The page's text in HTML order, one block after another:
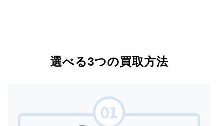
選べる3つの買取方法